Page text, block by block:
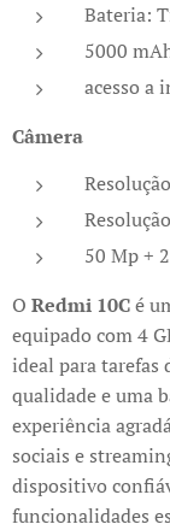
Bateria:
5000
acesso a
Câmera
50 Mp +
O Redmi 10Cé
equipado com 4
ideal para tarefas
qualidade e uma
experiência
sociais e
dispositivo
funcionalidades